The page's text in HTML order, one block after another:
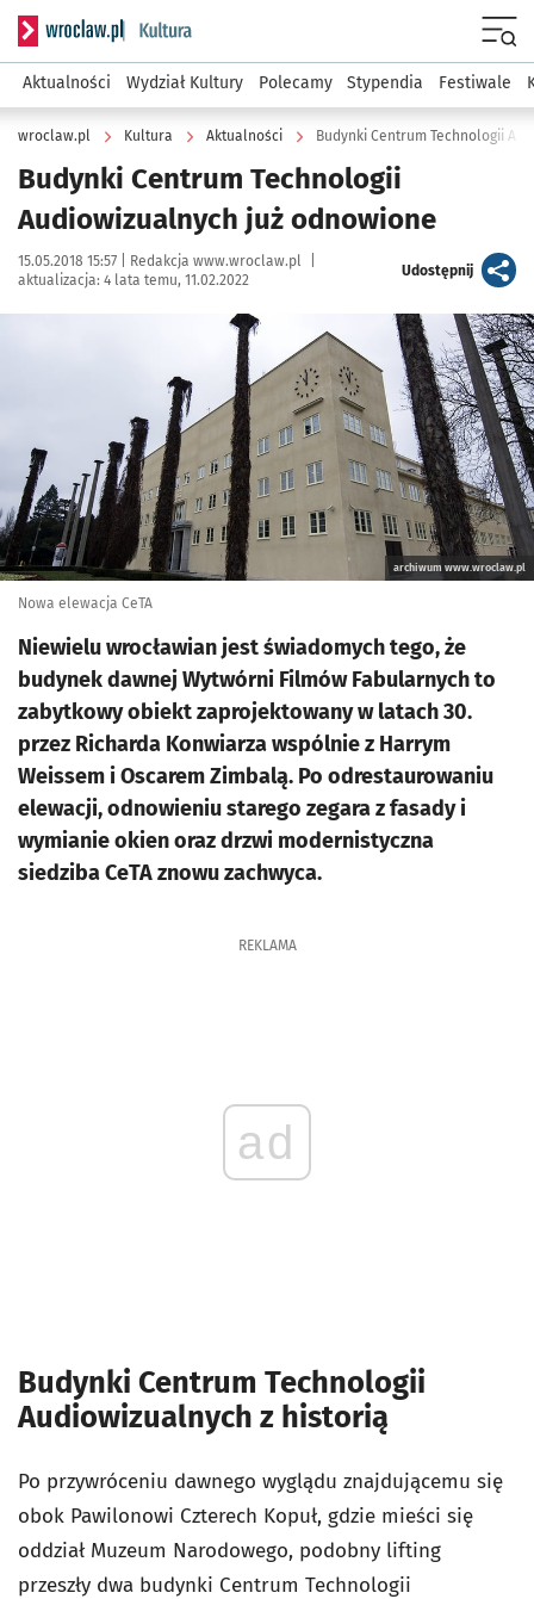
Serwis informacyjny wroclaw.pl podserwis: Kultura
Aktualności Wydział Kultury Polecamy Stypendia Festiwale
wroclaw.pl Kultura Aktualności Budynki Centrum Technologii
Budynki Centrum Technologii
Audiowizualnych już odnowione
Data publikacji:
15.05.2018 15:57 | Autor:
Redakcja www.wroclaw.pl
aktualizacja: 4 lata temu, 11.02.2022
Udostępnijartykuł
archiwum www.wroclaw.pl
Nowa elewacja CeTA
Niewielu wrocławian jest świadomych tego, że
budynek dawnej Wytwórni Filmów Fabularnych to
zabytkowy obiekt zaprojektowany w latach 30.
przez Richarda Konwiarza wspólnie z Harrym
Weissem i Oscarem Zimbalą. Po odrestaurowaniu
elewacji, odnowieniu starego zegara z fasady i
wymianie okien oraz drzwi modernistyczna
siedziba CeTA znowu zachwyca.
REKLAMA
ad
Budynki Centrum Technologii
Audiowizualnych z historią
Po przywróceniu dawnego wyglądu znajdującemu się
obok Pawilonowi Czterech Kopuł, gdzie mieści się
oddział Muzeum Narodowego, podobny lifting
przeszły dwa budynki Centrum Technologii